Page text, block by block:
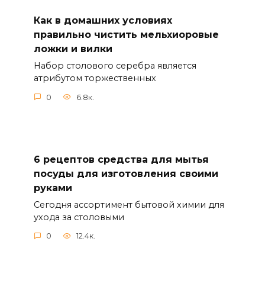
Как в домашних условиях
правильно чистить мельхиоровые
ложки и вилки
Набор столового серебра является
атрибутом торжественных
0 6.8к.
6 рецептов средства для мытья
посуды для изготовления своими
руками
Сегодня ассортимент бытовой химии для
ухода за столовыми
0 12.4к.